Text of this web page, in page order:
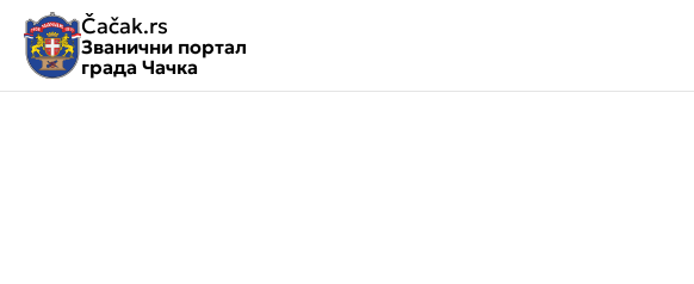
Čačak.rs
Званични портал
града Чачка